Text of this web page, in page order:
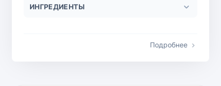
ИНГРЕДИЕНТЫ
Подробнее